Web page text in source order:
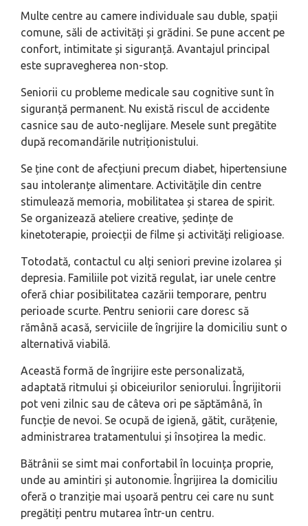
Multe centre au camere individuale sau duble, spații
comune, săli de activități și grădini. Se pune accent pe
confort, intimitate și siguranță. Avantajul principal
este supravegherea non-stop.
Seniorii cu probleme medicale sau cognitive sunt în
siguranță permanent. Nu există riscul de accidente
casnice sau de auto-neglijare. Mesele sunt pregătite
după recomandările nutriționistului.
Se ține cont de afecțiuni precum diabet, hipertensiune
sau intoleranțe alimentare. Activitățile din centre
stimulează memoria, mobilitatea și starea de spirit.
Se organizează ateliere creative, ședințe de
kinetoterapie, proiecții de filme și activități religioase.
Totodată, contactul cu alți seniori previne izolarea și
depresia. Familiile pot vizită regulat, iar unele centre
oferă chiar posibilitatea cazării temporare, pentru
perioade scurte. Pentru seniorii care doresc să
rămână acasă, serviciile de îngrijire la domiciliu sunt o
alternativă viabilă.
Această formă de îngrijire este personalizată,
adaptată ritmului și obiceiurilor seniorului. Îngrijitorii
pot veni zilnic sau de câteva ori pe săptămână, în
funcție de nevoi. Se ocupă de igienă, gătit, curățenie,
administrarea tratamentului și însoțirea la medic.
Bătrânii se simt mai confortabil în locuința proprie,
unde au amintiri și autonomie. Îngrijirea la domiciliu
oferă o tranziție mai ușoară pentru cei care nu sunt
pregătiți pentru mutarea într-un centru.